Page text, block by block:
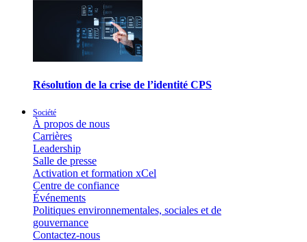
Résolution de la crise de l’identité CPS
Société
À propos de nous
Carrières
Leadership
Salle de presse
Activation et formation xCel
Centre de confiance
Événements
Politiques environnementales, sociales et de
gouvernance
Contactez-nous